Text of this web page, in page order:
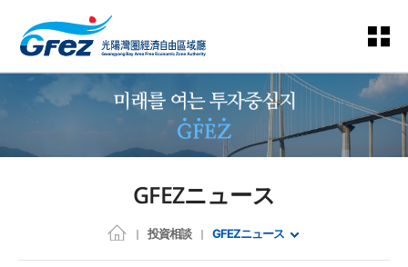
GFEZニュース
投資相談 GFEZニュース